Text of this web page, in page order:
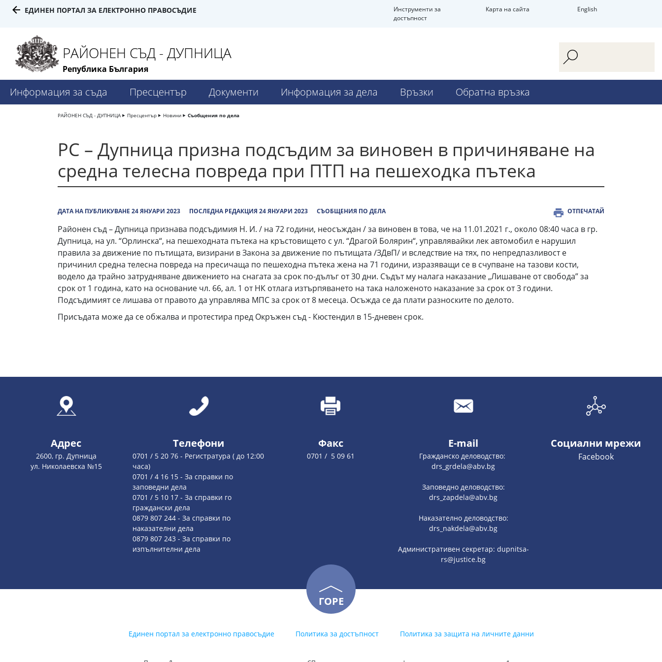
ЕДИНЕН ПОРТАЛ ЗА ЕЛЕКТРОННО ПРАВОСЪДИЕ
Инструменти за
достъпност
Карта на сайта English
РАЙОНЕН СЪД - ДУПНИЦА
Република България
Информация за съда Пресцентър Документи Информация за дела Връзки Обратна връзка
РАЙОНЕН СЪД - ДУПНИЦА Пресцентър Новини Съобщения по дела
РС – Дупница призна подсъдим за виновен в причиняване на
средна телесна повреда при ПТП на пешеходка пътека
ДАТА НА ПУБЛИКУВАНЕ 24 ЯНУАРИ 2023 ПОСЛЕДНА РЕДАКЦИЯ 24 ЯНУАРИ 2023 СЪОБЩЕНИЯ ПО ДЕЛА ОТПЕЧАТАЙ
Районен съд – Дупница признава подсъдимия Н. И. / на 72 години, неосъждан / за виновен в това, че на 11.01.2021 г., около 08:40 часа в гр.
Дупница, на ул. “Орлинска“, на пешеходната пътека на кръстовището с ул. “Драгой Болярин“, управлявайки лек автомобил е нарушил
правила за движение по пътищата, визирани в Закона за движение по пътищата /ЗДвП/ и вследствие на тях, по непредпазливост е
причинил средна телесна повреда на пресичаща по пешеходна пътека жена на 71 години, изразяващи се в счупване на тазови кости,
водело да трайно затрудняване движението на снагата за срок по-дълъг от 30 дни. Съдът му налага наказание „Лишаване от свобода” за
срок от 1 година, като на основание чл. 66, ал. 1 от НК отлага изтърпяването на така наложеното наказание за срок от 3 години.
Подсъдимият се лишава от правото да управлява МПС за срок от 8 месеца. Осъжда се да плати разноските по делото.
Присъдата може да се обжалва и протестира пред Окръжен съд - Кюстендил в 15-дневен срок.
Адрес
2600, гр. Дупница
ул. Николаевска №15
Телефони
0701 / 5 20 76 - Регистратура ( до 12:00
часа)
0701 / 4 16 15 - За справки по
заповедни дела
0701 / 5 10 17 - За справки го
граждански дела
0879 807 244 - За справки по
наказателни дела
0879 807 243 - За справки по
изпълнителни дела
Факс
0701 / 5 09 61
E-mail
Гражданско деловодство:
drs_grdela@abv.bg
Заповедно деловодство:
drs_zapdela@abv.bg
Наказателно деловодство:
drs_nakdela@abv.bg
Административен секретар: dupnitsa-
rs@justice.bg
Социални мрежи
Facebook
ГОРЕ
Единен портал за електронно правосъдие Политика за достъпност Политика за защита на личните данни